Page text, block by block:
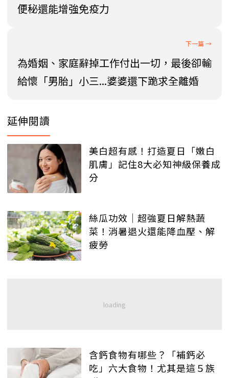
便秘還能增強免疫力
為婚姻、家庭辭掉工作付出一切，最後卻輸
給懷「男胎」小三...婆婆還下跪求全離婚
延伸閱讀
美白超有感！打造夏日「嫩白
肌膚」記住8大必知神級保養成
分
絲瓜功效│超強夏日解熱蔬
菜！消暑退火還能降血壓、解
疲勞
含鈣食物有哪些？「補鈣必
吃」六大食物！尤其是這５族